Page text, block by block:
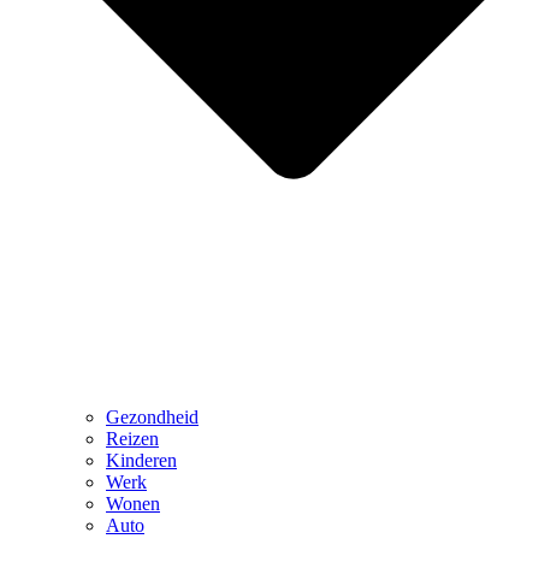
Gezondheid
Reizen
Kinderen
Werk
Wonen
Auto